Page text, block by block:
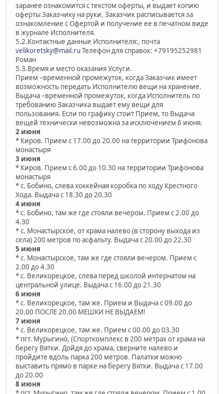
заранее ознакомится с текстом оферты, и выдает копию
оферты Заказчику на руки. Заказчик расписывается за
ознакомление с Офертой и получение ее в печатном виде
в журнале Исполнителя.
5.2.Контактные данные Исполнителя:, почта
velikoretsky@mail.ru Телефон для справок: +79195252981
Роман
5.3.Время и место оказания Услуги.
Прием –временной промежуток, когда Заказчик имеет
возможность передать Исполнителю вещи на хранение.
Выдача –временной промежуток, когда Исполнитель по
требованию Заказчика выдает ему вещи для
пользования. Если по графику стоит Прием, то Выдача
вещей технически невозможна за исключением 6 июня.
2 июня
* Киров. Прием с 17.00 до 20.00 на территории Трифонова
монастыря
3 июня
* Киров. Прием с 6.00 до 10.30 на территории Трифонова
монастыря
* с. Бобино, слева хоккейная коробка по ходу Крестного
Хода. Выдача с 18.30 до 20.30
4 июня
* с. Бобино, там же где стояли вечером. Прием с 2.00 до
4.30
* с. Монастырское, от храма налево (в сторону выхода из
села) 200 метров по асфальту. Выдача с 20.00 до 22.30
5 июня
* с. Монастырское, там же где стояли вечером. Прием с
2.00 до 4.30
* с. Великорецкое, слева перед школой интернатом на
центральной улице. Выдача с 16.00 до 21.30
6 июня
* с. Великорецкое, там же. Прием и Выдача с 09.00 до
20.00 ПОСЛЕ 20.00 МЕШКИ НЕ ВЫДАЕМ!
7 июня
* с. Великорецкое, там же. Прием с 00.00 до 03.30
* пгт. Мурыгино, (Спорткомплекс в 200 метрах от храма на
берегу Вятки. Дойдя до храма, сверните налево и
пройдите вдоль парка 200 метров. Палатки можно
выставить прямо в парке на берегу Вятки. Выдача с 17.00
до 20.00
8 июня